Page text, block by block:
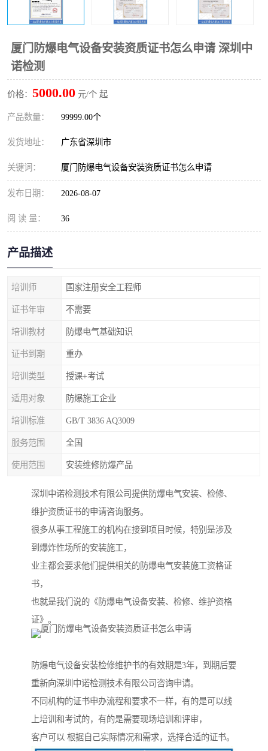
厦门防爆电气设备安装资质证书怎么申请 深圳中
诺检测
价格： 5000.00 元/个 起
产品数量： 99999.00个
发货地址： 广东省深圳市
关键词： 厦门防爆电气设备安装资质证书怎么申请
发布日期： 2026-08-07
阅 读 量： 36
产品描述
培训师 国家注册安全工程师
证书年审 不需要
培训教材 防爆电气基础知识
证书到期 重办
培训类型 授课+考试
适用对象 防爆施工企业
培训标准 GB/T 3836 AQ3009
服务范围 全国
使用范围 安装维修防爆产品
深圳中诺检测技术有限公司提供防爆电气安装、检修、
维护资质证书的申请咨询服务。
很多从事工程施工的机构在接到项目时候，特别是涉及
到爆炸性场所的安装施工，
业主都会要求他们提供相关的防爆电气安装施工资格证
书，
也就是我们说的《防爆电气设备安装、检修、维护资格
证》。
防爆电气设备安装检修维护书的有效期是3年，到期后要
重新向深圳中诺检测技术有限公司咨询申请。
不同机构的证书申办流程和要求不一样，有的是可以线
上培训和考试的，有的是需要现场培训和评审，
客户可以 根据自己实际情况和需求，选择合适的证书。